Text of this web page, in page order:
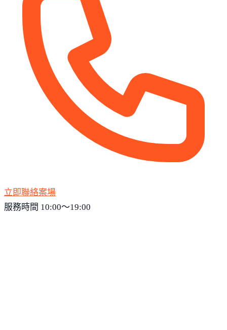
立即聯絡案場
服務時間 10:00～19:00